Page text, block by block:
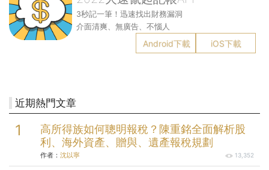
3秒記一筆！迅速找出財務漏洞
介面清爽、無廣告、不惱人
Android下載 iOS下載
近期熱門文章
高所得族如何聰明報稅？陳重銘全面解析股
利、海外資產、贈與、遺產報稅規劃
作者： 沈以寧 13,352